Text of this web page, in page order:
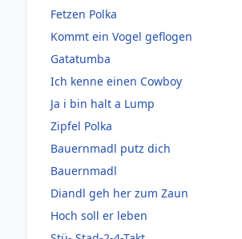
Fetzen Polka
Kommt ein Vogel geflogen
Gatatumba
Ich kenne einen Cowboy
Ja i bin halt a Lump
Zipfel Polka
Bauernmadl putz dich
Bauernmadl
Diandl geh her zum Zaun
Hoch soll er leben